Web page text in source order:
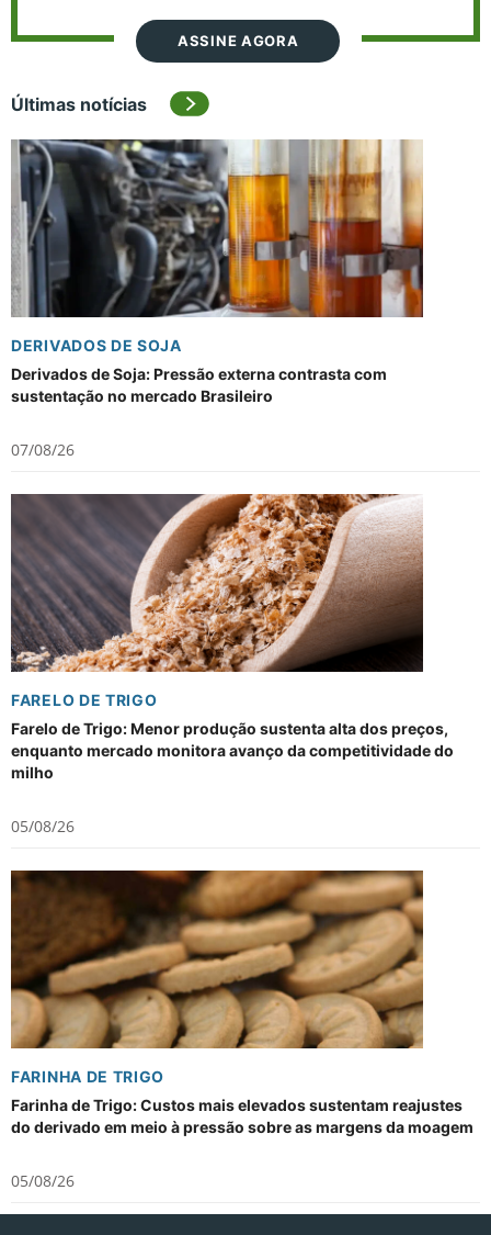
ASSINE AGORA
Últimas notícias
DERIVADOS DE SOJA
Derivados de Soja: Pressão externa contrasta com
sustentação no mercado Brasileiro
07/08/26
FARELO DE TRIGO
Farelo de Trigo: Menor produção sustenta alta dos preços,
enquanto mercado monitora avanço da competitividade do
milho
05/08/26
FARINHA DE TRIGO
Farinha de Trigo: Custos mais elevados sustentam reajustes
do derivado em meio à pressão sobre as margens da moagem
05/08/26